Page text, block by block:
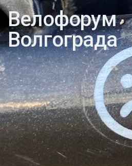
Велофорум
Волгограда